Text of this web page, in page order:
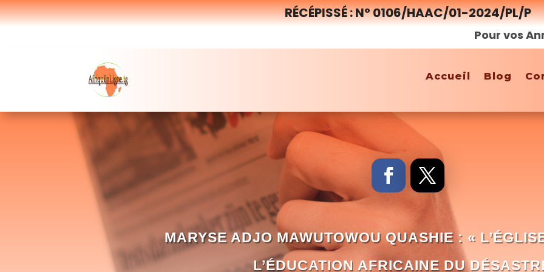
RÉCÉPISSÉ : N° 0106/HAAC/01-2024/PL/P
Pour vos
Accueil Blog
MARYSE ADJO MAWUTOWOU QUASHIE : «
L’ÉDUCATION AFRICAINE DU